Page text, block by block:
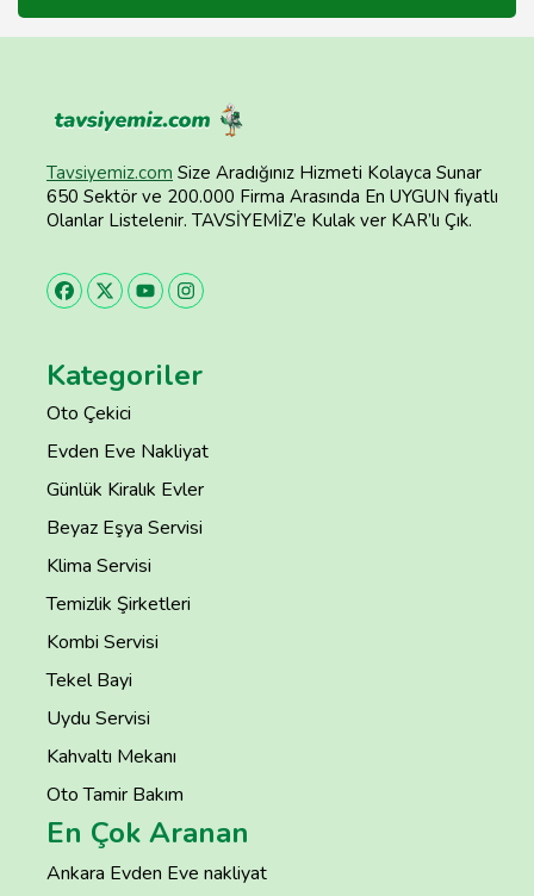
Tavsiyemiz.com Size Aradığınız Hizmeti Kolayca Sunar
650 Sektör ve 200.000 Firma Arasında En UYGUN fiyatlı
Olanlar Listelenir. TAVSİYEMİZ’e Kulak ver KAR’lı Çık.
Kategoriler
Oto Çekici
Evden Eve Nakliyat
Günlük Kiralık Evler
Beyaz Eşya Servisi
Klima Servisi
Temizlik Şirketleri
Kombi Servisi
Tekel Bayi
Uydu Servisi
Kahvaltı Mekanı
Oto Tamir Bakım
En Çok Aranan
Ankara Evden Eve nakliyat